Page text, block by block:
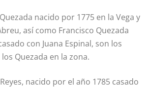
nacido por 1775 en la Vega y
así como Francisco Quezada
con Juana Espinal, son los
Quezada en la zona.
Reyes, nacido por el año 1785 casado